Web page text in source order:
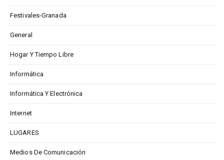
Festivales-Granada
General
Hogar Y Tiempo Libre
Informática
Informática Y Electrónica
Internet
LUGARES
Medios De Comunicación